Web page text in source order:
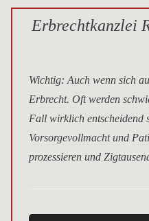
Erbrechtkanzlei
Wichtig: Auch wenn sich
Erbrecht. Oft werden
Fall wirklich entscheidend
Vorsorgevollmacht und
prozessieren und